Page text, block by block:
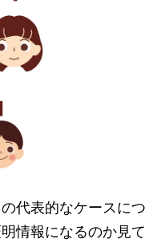
代表的なケースにつ
情報になるのか見て